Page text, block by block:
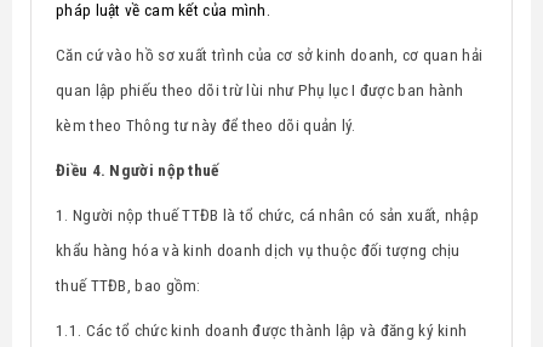
pháp luật về cam kết của mình.
Căn cứ vào hồ sơ xuất trình của cơ sở kinh doanh, cơ quan hải
quan lập phiếu theo dõi trừ lùi như Phụ lục I được ban hành
kèm theo Thông tư này để theo dõi quản lý.
Điều 4. Người nộp thuế
1. Người nộp thuế TTĐB là tổ chức, cá nhân có sản xuất, nhập
khẩu hàng hóa và kinh doanh dịch vụ thuộc đối tượng chịu
thuế TTĐB, bao gồm:
1.1. Các tổ chức kinh doanh được thành lập và đăng ký kinh